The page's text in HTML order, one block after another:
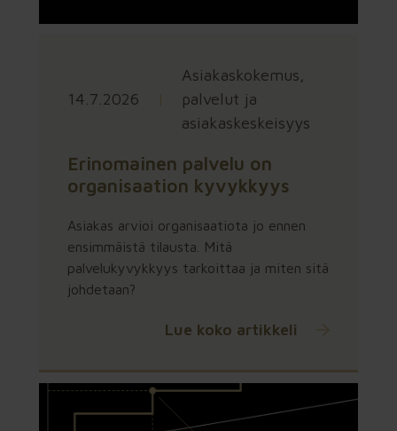
14.7.2026
Asiakaskokemus,
palvelut ja
asiakaskeskeisyys
Erinomainen palvelu on
organisaation kyvykkyys
Asiakas arvioi organisaatiota jo ennen
ensimmäistä tilausta. Mitä
palvelukyvykkyys tarkoittaa ja miten sitä
johdetaan?
Lue koko artikkeli